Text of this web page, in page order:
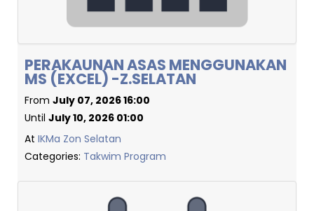
PERAKAUNAN ASAS MENGGUNAKAN
MS (EXCEL) -Z.SELATAN
From July 07, 2026 16:00
Until July 10, 2026 01:00
At IKMa Zon Selatan
Categories: Takwim Program